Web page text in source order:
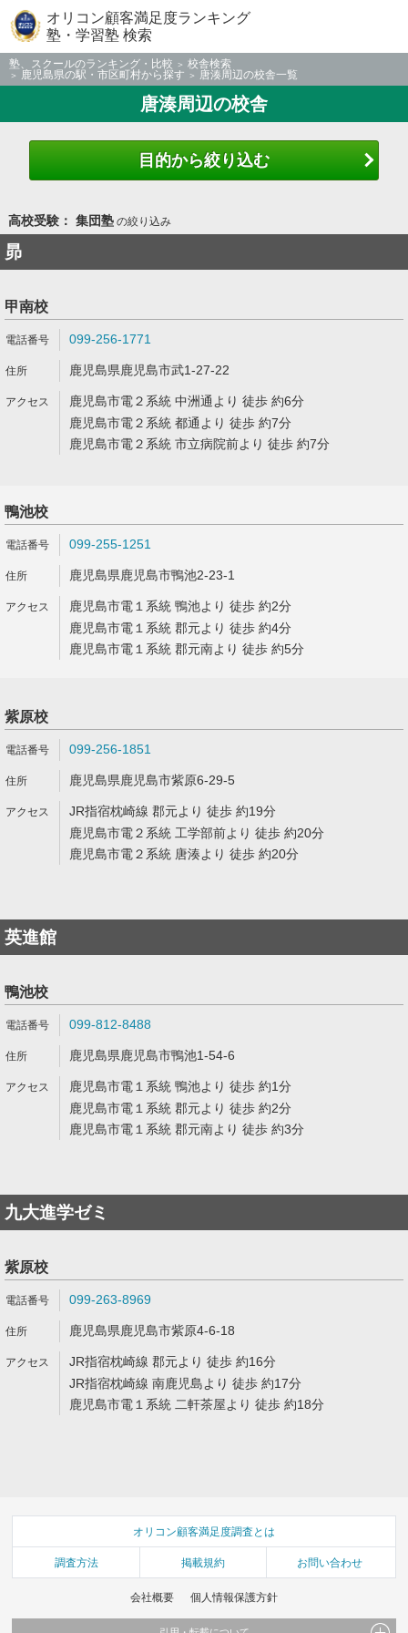
オリコン顧客満足度ランキング
塾・学習塾 検索
塾、スクールのランキング・比較
校舎検索
鹿児島県の駅・市区町村から探す
唐湊周辺の校舎一覧
唐湊周辺の校舎
目的から絞り込む
高校受験： 集団塾の絞り込み
昴
甲南校
099-256-1771
鹿児島県鹿児島市武1-27-22
鹿児島市電２系統 中洲通より 徒歩 約6分
鹿児島市電２系統 都通より 徒歩 約7分
鹿児島市電２系統 市立病院前より 徒歩 約7分
鴨池校
099-255-1251
鹿児島県鹿児島市鴨池2-23-1
鹿児島市電１系統 鴨池より 徒歩 約2分
鹿児島市電１系統 郡元より 徒歩 約4分
鹿児島市電１系統 郡元南より 徒歩 約5分
紫原校
099-256-1851
鹿児島県鹿児島市紫原6-29-5
JR指宿枕崎線 郡元より 徒歩 約19分
鹿児島市電２系統 工学部前より 徒歩 約20分
鹿児島市電２系統 唐湊より 徒歩 約20分
英進館
鴨池校
099-812-8488
鹿児島県鹿児島市鴨池1-54-6
鹿児島市電１系統 鴨池より 徒歩 約1分
鹿児島市電１系統 郡元より 徒歩 約2分
鹿児島市電１系統 郡元南より 徒歩 約3分
九大進学ゼミ
紫原校
099-263-8969
鹿児島県鹿児島市紫原4-6-18
JR指宿枕崎線 郡元より 徒歩 約16分
JR指宿枕崎線 南鹿児島より 徒歩 約17分
鹿児島市電１系統 二軒茶屋より 徒歩 約18分
オリコン顧客満足度調査とは
調査方法 掲載規約 お問い合わせ
会社概要 個人情報保護方針